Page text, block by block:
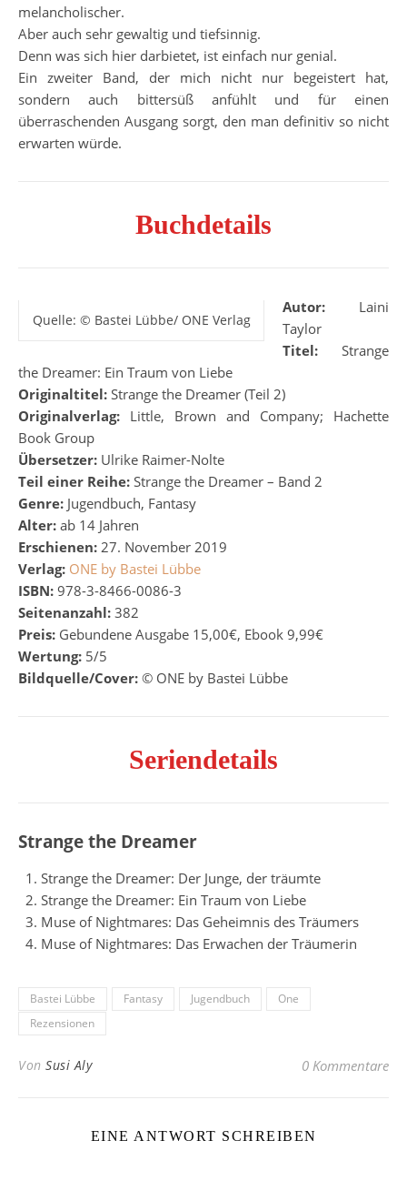
melancholischer.
Aber auch sehr gewaltig und tiefsinnig.
Denn was sich hier darbietet, ist einfach nur genial.
Ein zweiter Band, der mich nicht nur begeistert hat,
sondern auch bittersüß anfühlt und für einen
überraschenden Ausgang sorgt, den man definitiv so nicht
erwarten würde.
Buchdetails
Quelle: © Bastei Lübbe/ ONE Verlag
Autor: Laini
Taylor
Titel: Strange
the Dreamer: Ein Traum von Liebe
Originaltitel: Strange the Dreamer (Teil 2)
Originalverlag: Little, Brown and Company; Hachette
Book Group
Übersetzer: Ulrike Raimer-Nolte
Teil einer Reihe: Strange the Dreamer – Band 2
Genre: Jugendbuch, Fantasy
Alter: ab 14 Jahren
Erschienen: 27. November 2019
Verlag: ONE by Bastei Lübbe
ISBN: 978-3-8466-0086-3
Seitenanzahl: 382
Preis: Gebundene Ausgabe 15,00€, Ebook 9,99€
Wertung: 5/5
Bildquelle/Cover: © ONE by Bastei Lübbe
Seriendetails
Strange the Dreamer
Strange the Dreamer: Der Junge, der träumte
Strange the Dreamer: Ein Traum von Liebe
Muse of Nightmares: Das Geheimnis des Träumers
Muse of Nightmares: Das Erwachen der Träumerin
Bastei Lübbe Fantasy Jugendbuch
One
Rezensionen
Von Susi Aly 0 Kommentare
EINE ANTWORT SCHREIBEN